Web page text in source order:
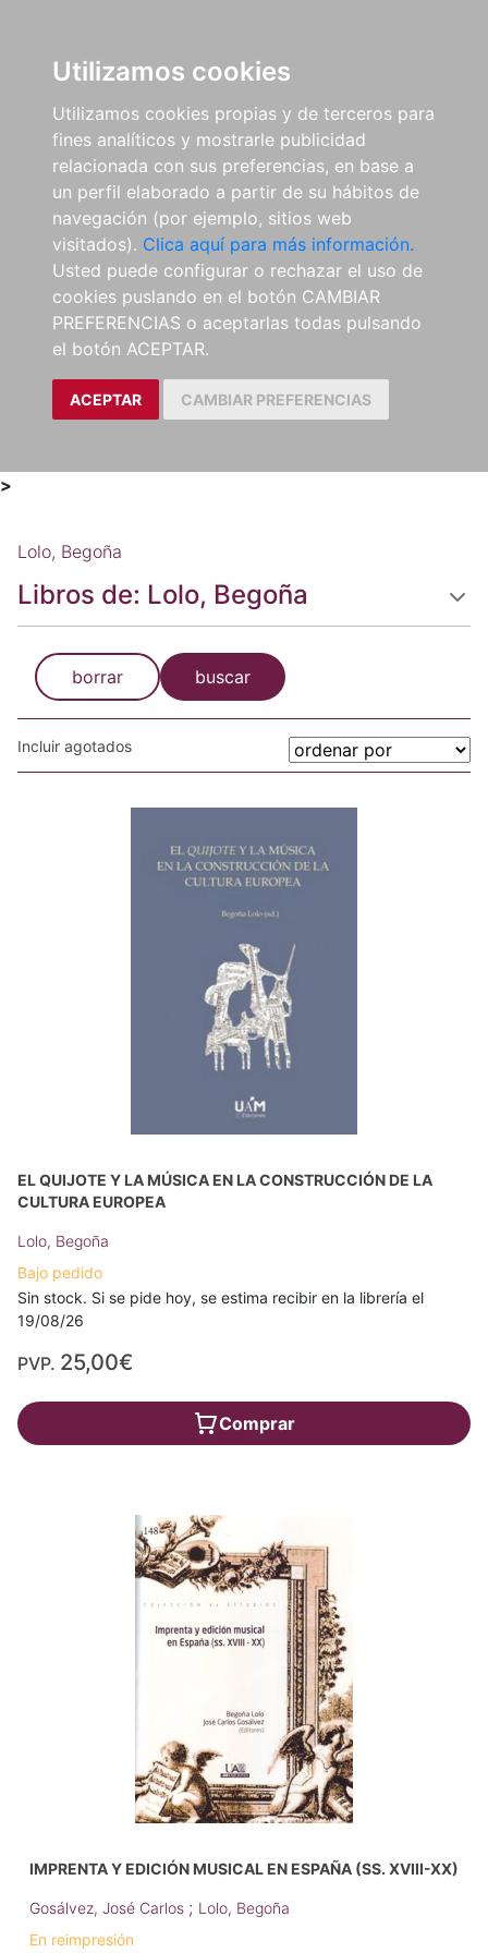
Utilizamos cookies
Utilizamos cookies propias y de terceros para
fines analíticos y mostrarle publicidad
relacionada con sus preferencias, en base a
un perfil elaborado a partir de su hábitos de
navegación (por ejemplo, sitios web
visitados). Clica aquí para más información.
Usted puede configurar o rechazar el uso de
cookies puslando en el botón CAMBIAR
PREFERENCIAS o aceptarlas todas pulsando
el botón ACEPTAR.
ACEPTAR CAMBIAR PREFERENCIAS
>
Lolo, Begoña
Libros de: Lolo, Begoña
borrar buscar
Incluir agotados
EL QUIJOTE Y LA MÚSICA EN LA CONSTRUCCIÓN DE LA
CULTURA EUROPEA
Lolo, Begoña
Bajo pedido
Sin stock. Si se pide hoy, se estima recibir en la librería el
19/08/26
PVP. 25,00€
Comprar
IMPRENTA Y EDICIÓN MUSICAL EN ESPAÑA (SS. XVIII-XX)
Gosálvez, José Carlos ; Lolo, Begoña
En reimpresión